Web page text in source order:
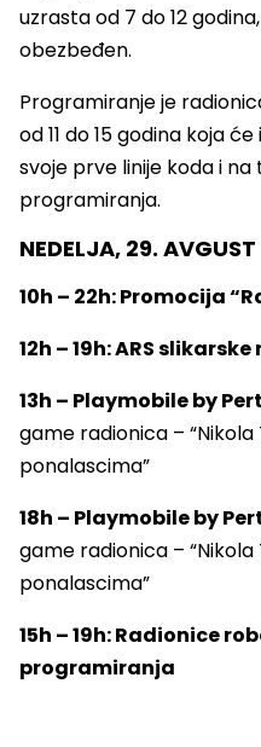
uzrasta od 7 do 12
obezbeđen.
Programiranje je
od 11 do 15 godina koja
svoje prve linije koda i na
programiranja.
NEDELJA, 29. AVGUST
10h – 22h: Promocija
12h – 19h: ARS
13h – Playmobile by
game radionica –
ponalascima”
18h – Playmobile by
game radionica –
ponalascima”
15h – 19h: Radionice
programiranja